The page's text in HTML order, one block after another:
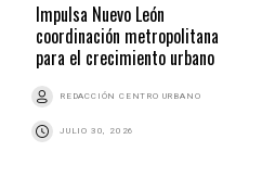
Impulsa Nuevo León
coordinación metropolitana
para el crecimiento urbano
REDACCIÓN CENTRO URBANO
JULIO 30, 2026